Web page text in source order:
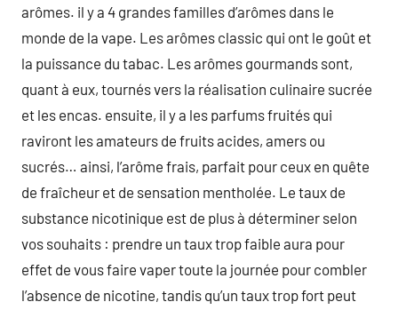
arômes. il y a 4 grandes familles d’arômes dans le
monde de la vape. Les arômes classic qui ont le goût et
la puissance du tabac. Les arômes gourmands sont,
quant à eux, tournés vers la réalisation culinaire sucrée
et les encas. ensuite, il y a les parfums fruités qui
raviront les amateurs de fruits acides, amers ou
sucrés… ainsi, l’arôme frais, parfait pour ceux en quête
de fraîcheur et de sensation mentholée. Le taux de
substance nicotinique est de plus à déterminer selon
vos souhaits : prendre un taux trop faible aura pour
effet de vous faire vaper toute la journée pour combler
l’absence de nicotine, tandis qu’un taux trop fort peut